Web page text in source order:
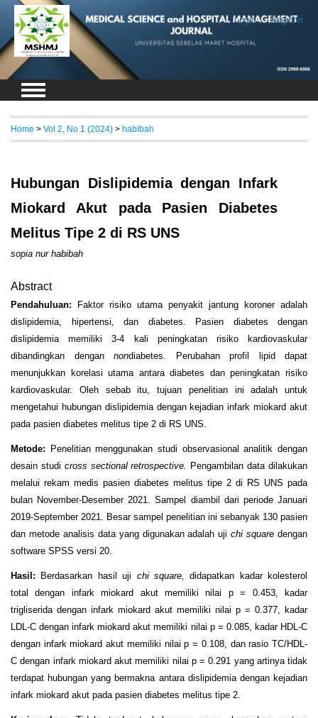
Login Register
Home > Vol 2, No 1 (2024) > habibah
Hubungan Dislipidemia dengan Infark
Miokard Akut pada Pasien Diabetes
Melitus Tipe 2 di RS UNS
sopia nur habibah
Abstract
Pendahuluan:
Faktor risiko utama penyakit jantung koroner adalah
dislipidemia, hipertensi, dan diabetes. Pasien diabetes dengan
dislipidemia memiliki 3-4 kali peningkatan risiko kardiovaskular
dibandingkan dengan nondiabetes. Perubahan profil lipid dapat
menunjukkan korelasi utama antara diabetes dan peningkatan risiko
kardiovaskular. Oleh sebab itu, tujuan penelitian ini adalah untuk
mengetahui hubungan dislipidemia dengan kejadian infark miokard akut
pada pasien diabetes melitus tipe 2 di RS UNS.
Metode:
Penelitian menggunakan studi observasional analitik dengan
desain studi cross sectional retrospective. Pengambilan data dilakukan
melalui rekam medis pasien diabetes melitus tipe 2 di RS UNS pada
bulan November-Desember 2021. Sampel diambil dari periode Januari
2019-September 2021. Besar sampel penelitian ini sebanyak 130 pasien
dan metode analisis data yang digunakan adalah ujichi square dengan
software SPSS versi 20.
Hasil : Berdasarkan hasil uji chi square,didapatkan kadar kolesterol
total dengan infark miokard akut memiliki nilai p = 0.453, kadar
trigliserida dengan infark miokard akut memiliki nilai p = 0.377, kadar
LDL-C dengan infark miokard akut memiliki nilai p = 0.085, kadar HDL-C
dengan infark miokard akut memiliki nilai p = 0.108, dan rasio TC/HDL-
C dengan infark miokard akut memiliki nilai p = 0.291 yang artinya tidak
terdapat hubungan yang bermakna antara dislipidemia dengan kejadian
infark miokard akut pada pasien diabetes melitus tipe 2.